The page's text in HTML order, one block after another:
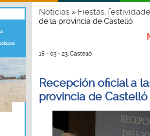
Noticias» Fiestas,
de la provincia de Castelló
18 - 03 - 23, Castelló
Recepción oficial a
provincia de Castelló